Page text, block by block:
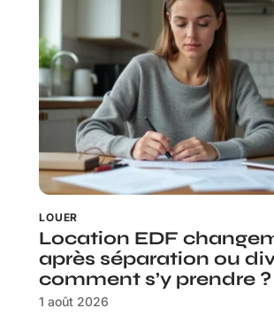
LOUER
Location EDF
après séparation ou
comment s’y prendre ?
1 août 2026